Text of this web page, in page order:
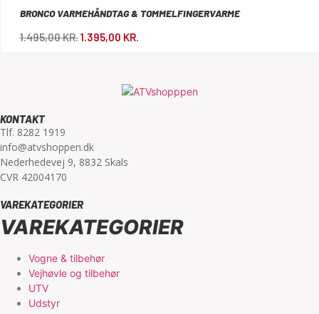
BRONCO VARMEHÅNDTAG & TOMMELFINGERVARME
1.495,00KR.1.395,00 KR.
KONTAKT
Tlf. 8282 1919
info@atvshoppen.dk
Nederhedevej 9, 8832 Skals
CVR 42004170
VAREKATEGORIER
VAREKATEGORIER
Vogne & tilbehør
Vejhøvle og tilbehør
UTV
Udstyr